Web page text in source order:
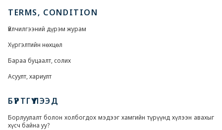
TERMS, CONDITION
Үйлчилгээний дүрэм журам
Хүргэлтийн нөхцөл
Бараа буцаалт, солих
Асуулт, хариулт
БҮРТГҮҮЛЭЭД
Борлуулалт болон холбогдох мэдээг хамгийн түрүүнд хүлээн авахыг
хүсч байна уу?